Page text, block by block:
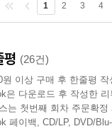
1 2 3 4
평 (26건)
원 이상 구매 후 한줄평 작
은 다운로드 후 작성한
는 첫번째 회차 주문확
페이백, CD/LP, DVD/